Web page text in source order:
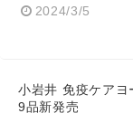
2024/3/5
小岩井 免疫ケアヨ
9品新発売